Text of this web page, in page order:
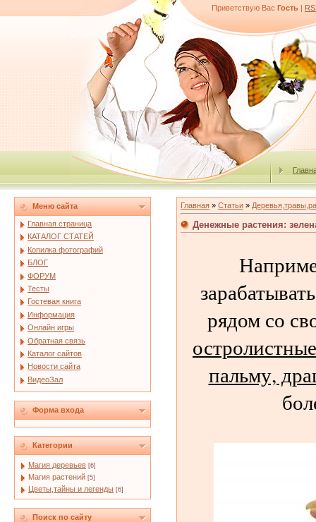
Приветствую Вас Гость |
Меню сайта
Главная страница
КАТАЛОГ СТАТЕЙ
Копилка фотографий
БЛОГ
ФОРУМ
Тесты
Гостевая книга
Информация
Онлайн игры
Обратная связь
Каталог сайтов
Новости сайта
ВидеоЗал
Форма входа
Категории
Магия деревьев [6]
Магия растений [5]
Цветы,тайны и легенды [6]
Поиск по сайту
Главная » Статьи »
Денежные растения:
рядом со
пальму,